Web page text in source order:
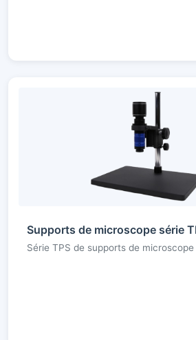
Supports de microscope série
Série TPS de supports de